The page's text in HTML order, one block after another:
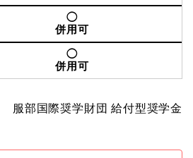
◯
併用可
◯
併用可
服部国際奨学財団 給付型奨学金